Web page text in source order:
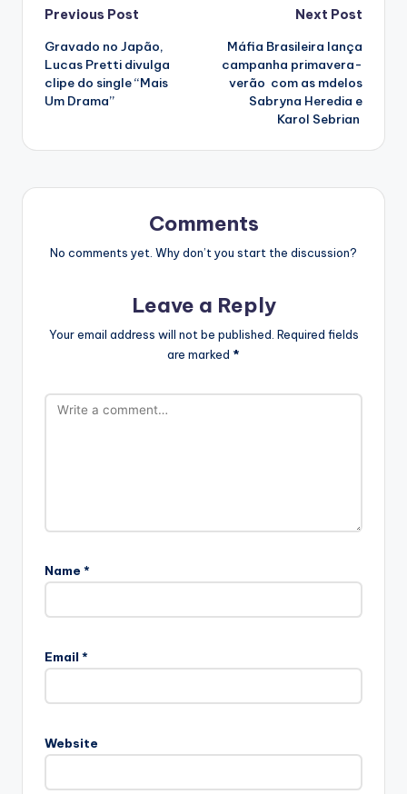
Post
navigation
Previous Post
Gravado no Japão,
Lucas Pretti divulga
clipe do single “Mais
Um Drama”
Next Post
Máfia Brasileira lança
campanha primavera-
verão com as mdelos
Sabryna Heredia e
Karol Sebrian
Comments
No comments yet. Why don’t you start the discussion?
Leave a Reply
Your email address will not be published. Required fields
are marked *
Name *
Email *
Website